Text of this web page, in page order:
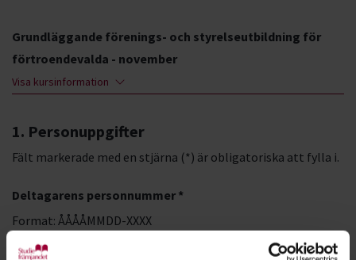
Grundläggande förenings- och styrelseutbildning för
förtroendevalda - november
Visa kursinformation
1. Personuppgifter
Fält markerade med en stjärna (*) är obligatoriska att fylla i.
Deltagarens personnummer *
Format: ÅÅÅÅMMDD-XXXX